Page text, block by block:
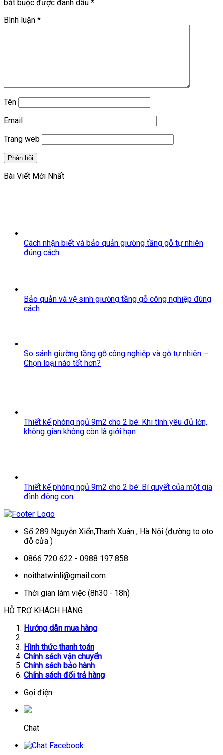
bắt buộc được đánh dấu *
Bình luận *
Tên
Email
Trang web
Bài Viết Mới Nhất
Cách nhận biết và bảo quản giường tầng gỗ tự nhiên
đúng cách
Bảo quản và vệ sinh giường tầng gỗ công nghiệp đúng
cách
So sánh giường tầng gỗ công nghiệp và gỗ tự nhiên –
Chọn loại nào tốt hơn?
Thiết kế phòng ngủ 9m2 cho 2 bé: Khi tình yêu đủ lớn,
không gian không còn là giới hạn
Thiết kế phòng ngủ 9m2 cho 2 bé: Bí quyết của một gia
đình đông con
Số 289 Nguyễn Xiển,Thanh Xuân , Hà Nội (đường to oto
đỗ cửa )
0866 720 622 - 0988 197 858
noithatwinli@gmail.com
Thời gian làm việc (8h30 - 18h)
HỖ TRỢ KHÁCH HÀNG
Hướng dẫn mua hàng
Hình thức thanh toán
Chính sách vận chuyển
Chính sách bảo hành
Chính sách đổi trả hàng
Gọi điện
Chat